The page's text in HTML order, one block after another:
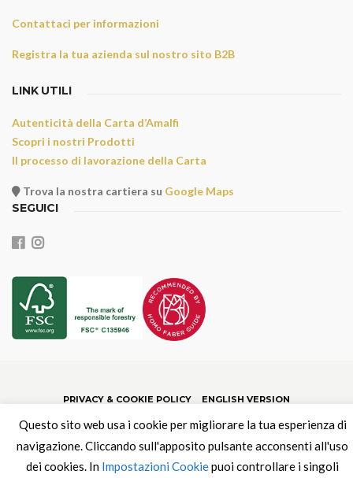
Contattaci per informazioni
Registra la tua azienda sul nostro sito B2B
LINK UTILI
Autenticità della Carta d’Amalfi
Scopri i nostri Prodotti
Il processo di lavorazione della Carta
Trova la nostra cartiera su Google Maps
SEGUICI
PRIVACY & COOKIE POLICY ENGLISH VERSION
Questo sito web usa i cookie per migliorare la tua esperienza di
navigazione. Cliccando sull'apposito pulsante acconsenti all'uso
dei cookies. In Impostazioni Cookiepuoi controllare i singoli